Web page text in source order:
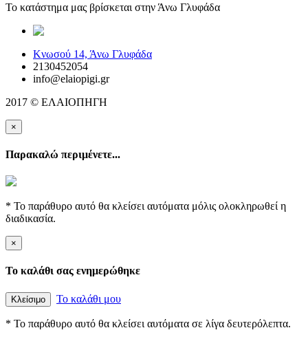
Το κατάστημα μας βρίσκεται στην Άνω Γλυφάδα
Κνωσού 14, Άνω Γλυφάδα
2130452054
info@elaiopigi.gr
2017 © ΕΛΑΙΟΠΗΓΗ
×
Παρακαλώ περιμένετε...
* Το παράθυρο αυτό θα κλείσει αυτόματα μόλις ολοκληρωθεί η
διαδικασία.
×
Το καλάθι σας ενημερώθηκε
Κλείσιμο Το καλάθι μου
* Το παράθυρο αυτό θα κλείσει αυτόματα σε λίγα δευτερόλεπτα.